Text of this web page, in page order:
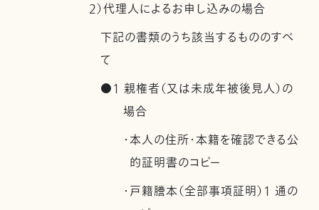
2）代理人によるお申し込みの場合
下記の書類のうち該当するもののすべ
て
●1 親権者（又は未成年被後見人）の
場合
・本人の住所・本籍を確認できる公
的証明書のコピー
・戸籍謄本（全部事項証明）1 通の